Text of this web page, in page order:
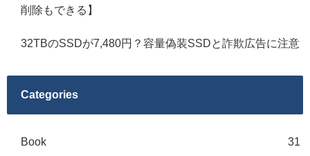
削除もできる】
32TBのSSDが7,480円？容量偽装SSDと詐欺広告に注意
Categories
Book 31